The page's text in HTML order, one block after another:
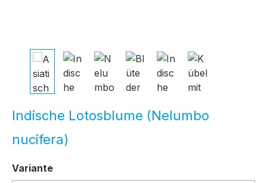
Indische Lotosblume (Nelumbo
nucifera)
Varianteauswählen